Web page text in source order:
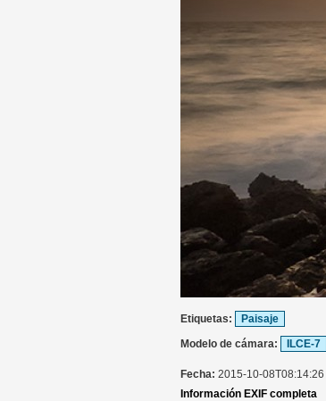
Etiquetas:
Paisaje
Modelo de cámara:
ILCE-7
Fecha: 2015-10-08T08:14:26
Información EXIF completa